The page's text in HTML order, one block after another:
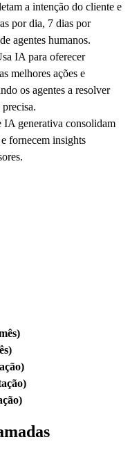
a intenção do cliente e
por dia, 7 dias por
agentes humanos.
IA para oferecer
melhores ações e
os agentes a resolver
IA generativa consolidam
fornecem insights